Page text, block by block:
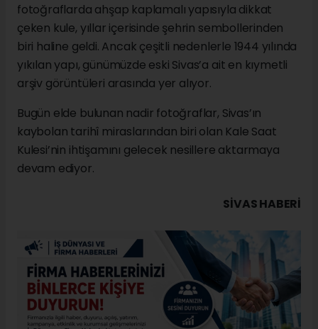
fotoğraflarda ahşap kaplamalı yapısıyla dikkat
çeken kule, yıllar içerisinde şehrin sembollerinden
biri haline geldi. Ancak çeşitli nedenlerle 1944 yılında
yıkılan yapı, günümüzde eski Sivas’a ait en kıymetli
arşiv görüntüleri arasında yer alıyor.
Bugün elde bulunan nadir fotoğraflar, Sivas’ın
kaybolan tarihî miraslarından biri olan Kale Saat
Kulesi’nin ihtişamını gelecek nesillere aktarmaya
devam ediyor.
SIVAS HABERİ